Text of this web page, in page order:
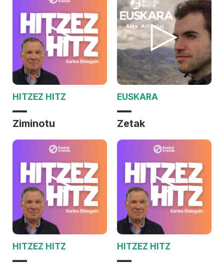
HITZEZ HITZ
Ziminotu
EUSKARA
Zetak
HITZEZ HITZ HITZEZ HITZ